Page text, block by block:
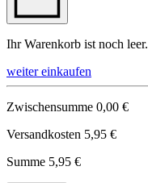
Ihr Warenkorb ist noch leer.
weiter einkaufen
Zwischensumme 0,00 €
Versandkosten 5,95 €
Summe 5,95 €